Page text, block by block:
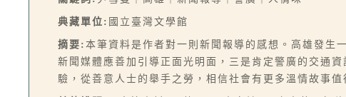
典藏單位: 國立臺灣文學館
摘要: 本筆資料是作者對一則新聞報導的感想。高雄發生
新聞媒體應善加引導正面光明面，三是肯定警廣的交通
驗，從善意人士的舉手之勞，相信社會有更多溫情故事值